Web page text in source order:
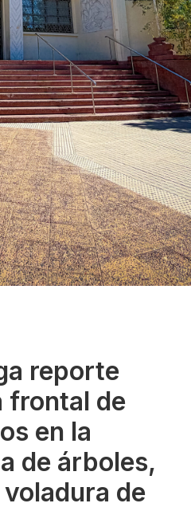
reporte
frontal de
en la
de árboles,
de